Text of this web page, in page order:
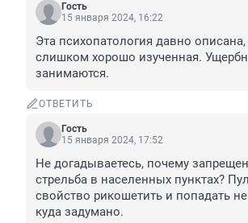
Гость
15 января 2024, 16:22
Эта психопатология давно описана,
слишком хорошо изученная.
занимаются.
ОТВЕТИТЬ
Гость
15 января 2024, 17:52
Не догадываетесь, почему
стрельба в населенных пунктах?
свойство рикошетить и попадать не
куда задумано.